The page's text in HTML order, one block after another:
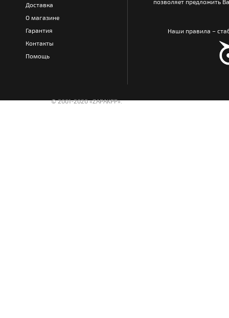
Доставка
О магазине
Гарантия
Контакты
Помощь
позволяет предложить
Наши правила –
© 2001-2020 «ZAPAKPP».